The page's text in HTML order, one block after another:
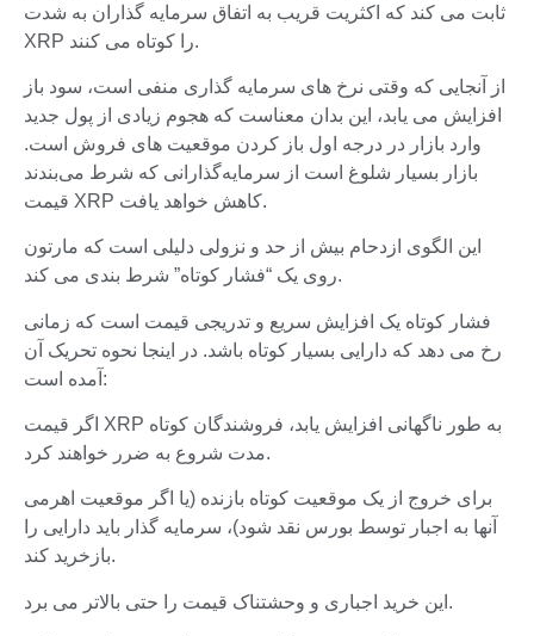
ثابت می کند که اکثریت قریب به اتفاق سرمایه گذاران به شدت
XRP را کوتاه می کنند.
از آنجایی که وقتی نرخ های سرمایه گذاری منفی است، سود باز
افزایش می یابد، این بدان معناست که هجوم زیادی از پول جدید
وارد بازار در درجه اول باز کردن موقعیت های فروش است.
بازار بسیار شلوغ است از سرمایه‌گذارانی که شرط می‌بندند
قیمت XRP کاهش خواهد یافت.
این الگوی ازدحام بیش از حد و نزولی دلیلی است که مارتون
روی یک “فشار کوتاه” شرط بندی می کند.
فشار کوتاه یک افزایش سریع و تدریجی قیمت است که زمانی
رخ می دهد که دارایی بسیار کوتاه باشد. در اینجا نحوه تحریک آن
آمده است:
اگر قیمت XRP به طور ناگهانی افزایش یابد، فروشندگان کوتاه
مدت شروع به ضرر خواهند کرد.
برای خروج از یک موقعیت کوتاه بازنده (یا اگر موقعیت اهرمی
آنها به اجبار توسط بورس نقد شود)، سرمایه گذار باید دارایی را
بازخرید کند.
این خرید اجباری و وحشتناک قیمت را حتی بالاتر می برد.